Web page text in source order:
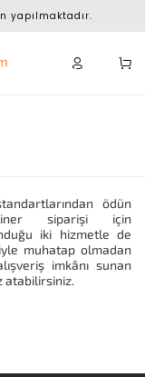
yapılmaktadır.
ödün
siparişi için
iki hizmetle de
muhatap olmadan
imkânı sunan
atabilirsiniz.